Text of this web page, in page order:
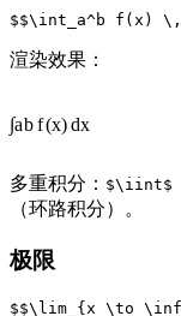
渲染效果：
∫ab f(x)dx
多重积分： $\iint$
（环路积分）。
极限